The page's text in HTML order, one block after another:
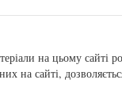
на цьому сайті
на сайті,